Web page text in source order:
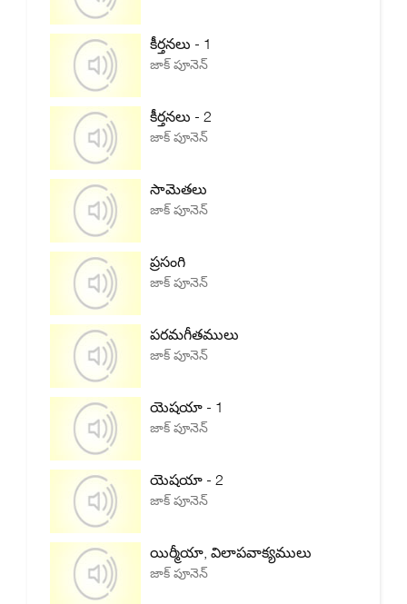
కీర్తనలు - 1
జాక్ పూనెన్
కీర్తనలు - 2
జాక్ పూనెన్
సామెతలు
జాక్ పూనెన్
ప్రసంగి
జాక్ పూనెన్
పరమగీతములు
జాక్ పూనెన్
యెషయా - 1
జాక్ పూనెన్
యెషయా - 2
జాక్ పూనెన్
యిర్మీయా, విలాపవాక్యములు
జాక్ పూనెన్